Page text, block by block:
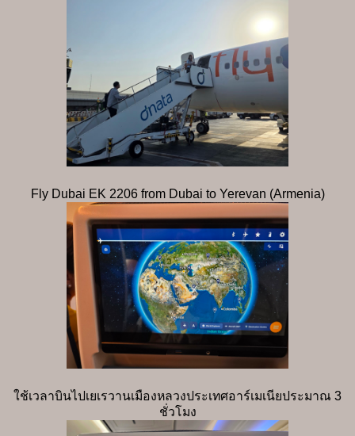
Fly Dubai EK 2206 from Dubai to Yerevan (Armenia)
ใช้เวลาบินไปเยเรวานเมืองหลวงประเทศอาร์เมเนียประมาณ 3
ชั่วโมง